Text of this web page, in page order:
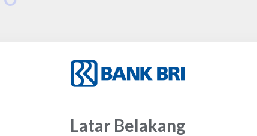
Latar Belakang